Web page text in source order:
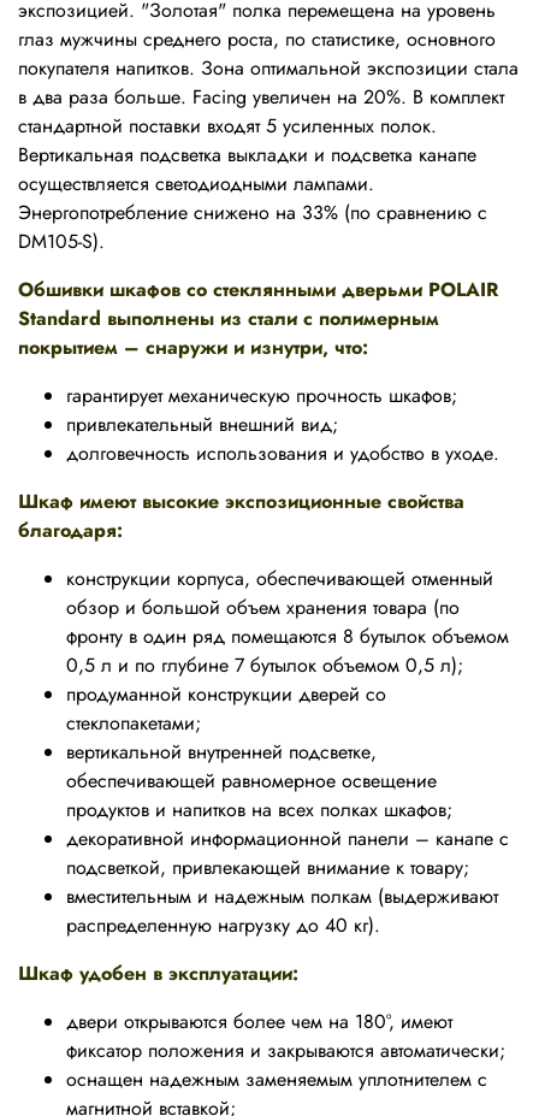
экспозицией. "Золотая" полка перемещена на уровень
глаз мужчины среднего роста, по статистике, основного
покупателя напитков. Зона оптимальной экспозиции стала
в два раза больше. Facing увеличен на 20%. В комплект
стандартной поставки входят 5 усиленных полок.
Вертикальная подсветка выкладки и подсветка канапе
осуществляется светодиодными лампами.
Энергопотребление снижено на 33% (по сравнению с
DM105-S).
Обшивки шкафов со стеклянными дверьми POLAIR
Standard выполнены из стали с полимерным
покрытием – снаружи и изнутри, что:
гарантирует механическую прочность шкафов;
привлекательный внешний вид;
долговечность использования и удобство в уходе.
Шкаф имеют высокие экспозиционные свойства
благодаря:
конструкции корпуса, обеспечивающей отменный
обзор и большой объем хранения товара (по
фронту в один ряд помещаются 8 бутылок объемом
0,5 л и по глубине 7 бутылок объемом 0,5 л);
продуманной конструкции дверей со
стеклопакетами;
вертикальной внутренней подсветке,
обеспечивающей равномерное освещение
продуктов и напитков на всех полках шкафов;
декоративной информационной панели – канапе с
подсветкой, привлекающей внимание к товару;
вместительным и надежным полкам (выдерживают
распределенную нагрузку до 40 кг).
Шкаф удобен в эксплуатации:
двери открываются более чем на 180°, имеют
фиксатор положения и закрываются автоматически;
оснащен надежным заменяемым уплотнителем с
магнитной вставкой;